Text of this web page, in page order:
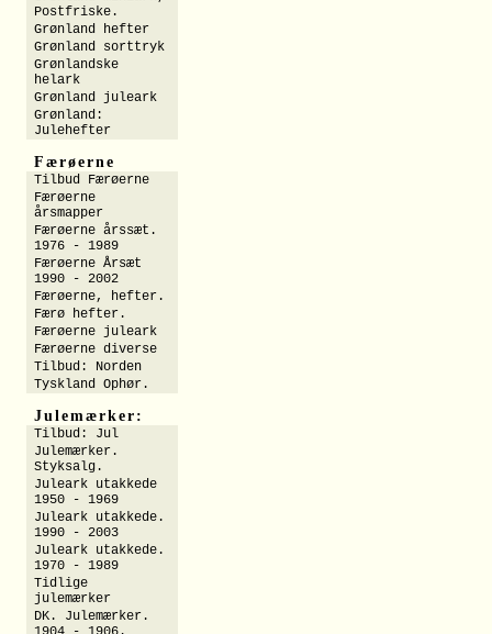
Postfriske.
Grønland hefter
Grønland sorttryk
Grønlandske
helark
Grønland juleark
Grønland:
Julehefter
Færøerne
Tilbud Færøerne
Færøerne
årsmapper
Færøerne årssæt.
1976 - 1989
Færøerne Årsæt
1990 - 2002
Færøerne, hefter.
Færø hefter.
Færøerne juleark
Færøerne diverse
Tilbud: Norden
Tyskland Ophør.
Julemærker:
Tilbud: Jul
Julemærker.
Styksalg.
Juleark utakkede
1950 - 1969
Juleark utakkede.
1990 - 2003
Juleark utakkede.
1970 - 1989
Tidlige
julemærker
DK. Julemærker.